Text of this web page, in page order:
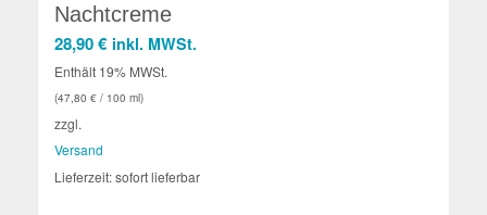
Nachtcreme
28,90€ inkl. MWSt.
Enthält 19% MWSt.
(47,80 €/ 100 ml)
zzgl.
Versand
Lieferzeit: sofort lieferbar